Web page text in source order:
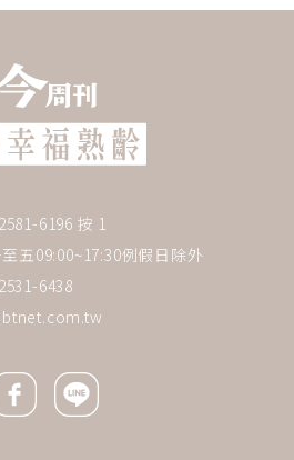
6196 按 1
五09:00~17:30例假日除外
6438
icon
Line icon